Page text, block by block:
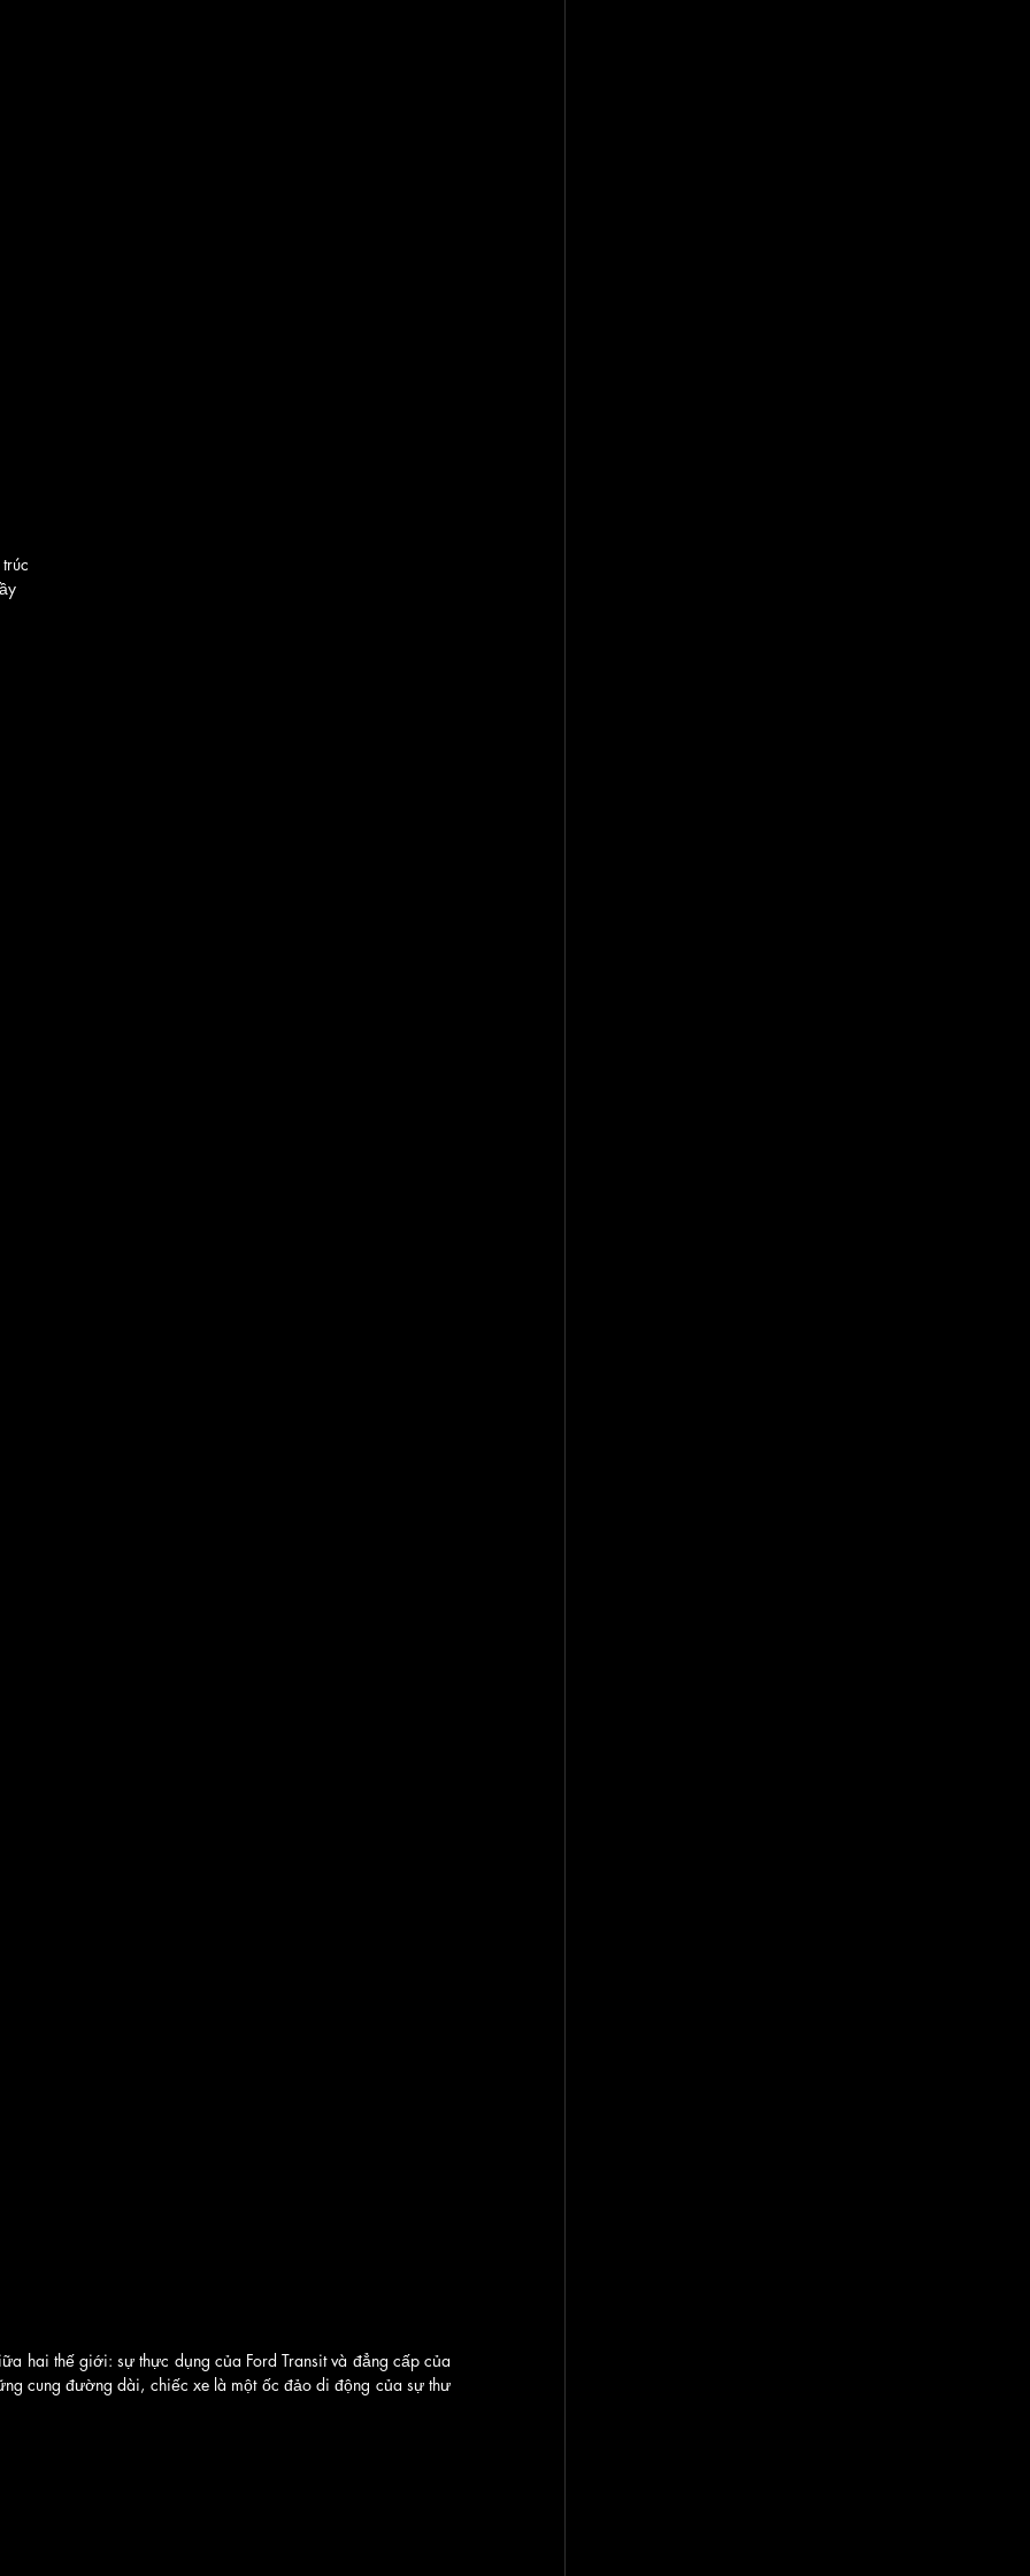
hai thế giới: sự thực dụng của Ford Transit và đẳng cấp của
cung đường dài, chiếc xe là một ốc đảo di động của sự thư